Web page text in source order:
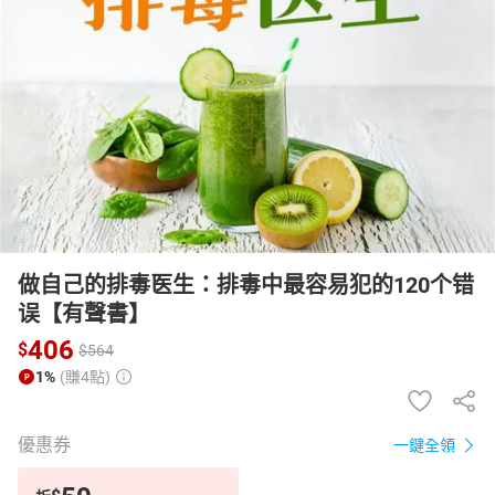
電子/紙本書
HOT
做自己的排毒医生：排毒中最容易犯的120个错
误【有聲書】
$406 $564
1% (賺4點)
優惠券 一鍵全領